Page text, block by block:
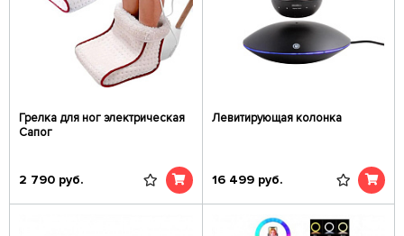
Грелка для ног электрическая
Сапог
2 790 руб.
Левитирующая колонка
16 499 руб.